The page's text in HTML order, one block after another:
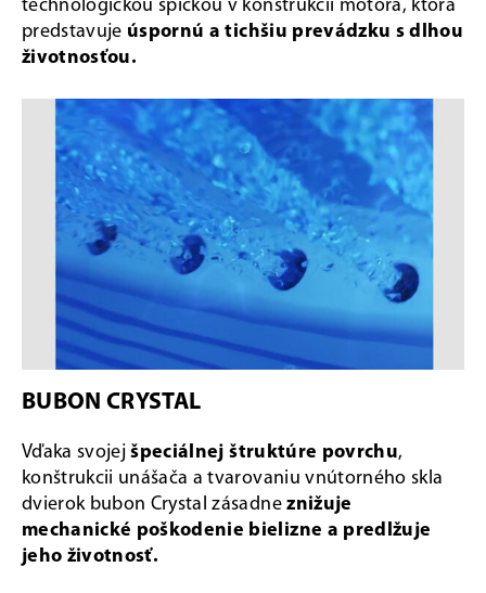
technologickou špičkou v konštrukcii motora, ktorá
predstavuje úspornú a tichšiu prevádzku s dlhou
životnosťou.
BUBON CRYSTAL
Vďaka svojejšpeciálnej štruktúre povrchu,
konštrukcii unášača a tvarovaniu vnútorného skla
dvierok bubon Crystal zásadneznižuje
mechanické poškodenie bielizne a predlžuje
jeho životnosť.